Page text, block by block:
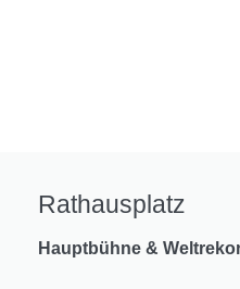
Rathausplatz
Hauptbühne &